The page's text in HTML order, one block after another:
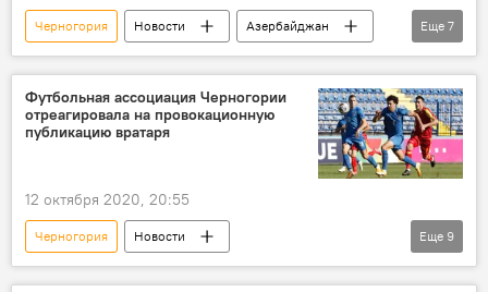
Черногория Новости
Азербайджан
Спорт
ЖИЗНЬ
Новости мира
Сборная
Лига наций
Еще 7
Футбольная ассоциация Черногории
отреагировала на провокационную
публикацию вратаря
12 октября 2020, 20:55
Черногория
Новости
Контрнаступление войск Азербайджана
Еще 9